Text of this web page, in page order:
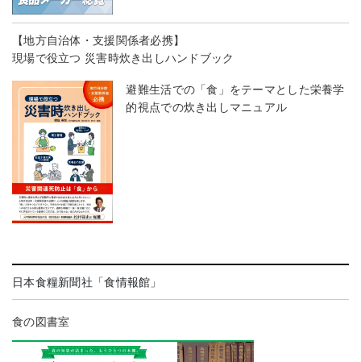
【地方自治体・支援関係者必携】
現場で役立つ 災害時炊き出しハンドブック
避難生活での「食」をテーマとした栄養学
的視点での炊き出しマニュアル
日本食糧新聞社「食情報館」
食の図書室